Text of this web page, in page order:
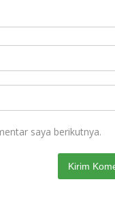
saya berikutnya.